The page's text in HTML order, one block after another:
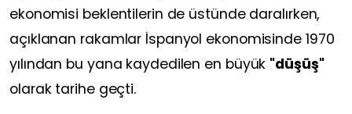
ekonomisi beklentilerin de üstünde daralırken,
açıklanan rakamlar İspanyol ekonomisinde 1970
yılından bu yana kaydedilen en büyük "düşüş"
olarak tarihe geçti.